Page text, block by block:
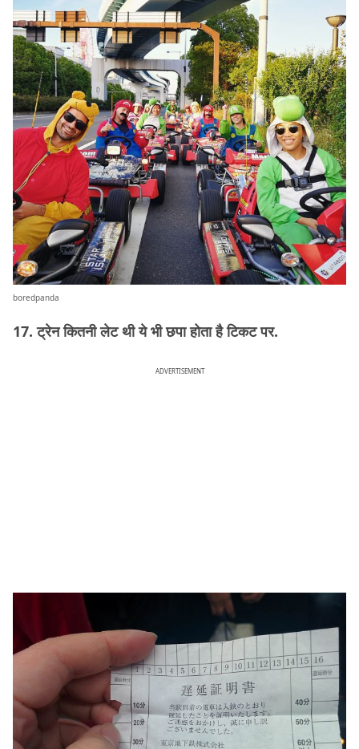
boredpanda
17. ट्रेन कितनी लेट थी ये भी छपा होता है टिकट पर.
ADVERTISEMENT